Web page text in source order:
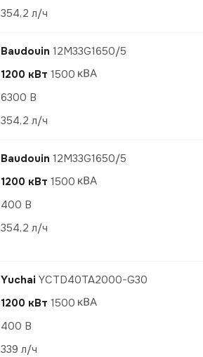
354,2 л/ч
Baudouin 12M33G1650/5
1200 кВт 1500
6300 В
354,2 л/ч
Baudouin 12M33G1650/5
1200 кВт 1500
400 В
354,2 л/ч
Yuchai YCTD40TA2000-G30
1200 кВт 1500
400 В
339 л/ч